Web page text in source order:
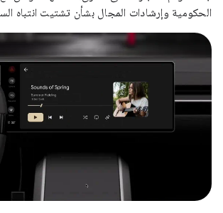
الحكومية وإرشادات المجال بشأن تشتيت انتباه